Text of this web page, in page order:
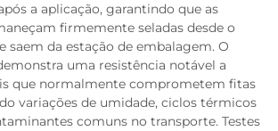
a aplicação, garantindo que as
firmemente seladas desde o
saem da estação de embalagem. O
uma resistência notável a
que normalmente comprometem fitas
variações de umidade, ciclos térmicos
comuns no transporte. Testes